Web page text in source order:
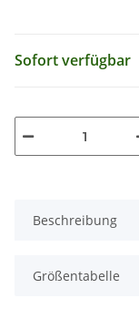
Sofort verfügbar
Beschreibung
Größentabelle